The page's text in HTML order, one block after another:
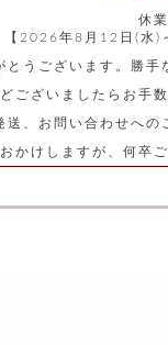
休
【2026年8月12日(水)
うございます。勝
ございましたらお手
送、お問い合わせへの
かけしますが、何卒